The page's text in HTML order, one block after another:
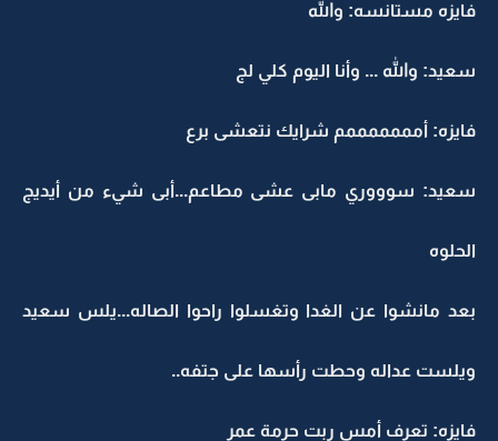
فايزه مستانسه: والله
سعيد: والله ... وأنا اليوم كلي لج
فايزه: أمممممممم شرايك نتعشى برع
سعيد: سوووري مابى عشى مطاعم...أبى شيء من أيديج
الحلوه
بعد مانشوا عن الغدا وتغسلوا راحوا الصاله...يلس سعيد
ويلست عداله وحطت رأسها على جتفه..
فايزه: تعرف أمس ربت حرمة عمر